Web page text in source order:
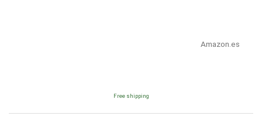
Amazon.es
Free shipping